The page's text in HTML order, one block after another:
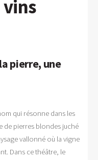
pierre, une
qui résonne dans les
de pierres blondes juché
vallonné où la vigne
Dans ce théâtre, le